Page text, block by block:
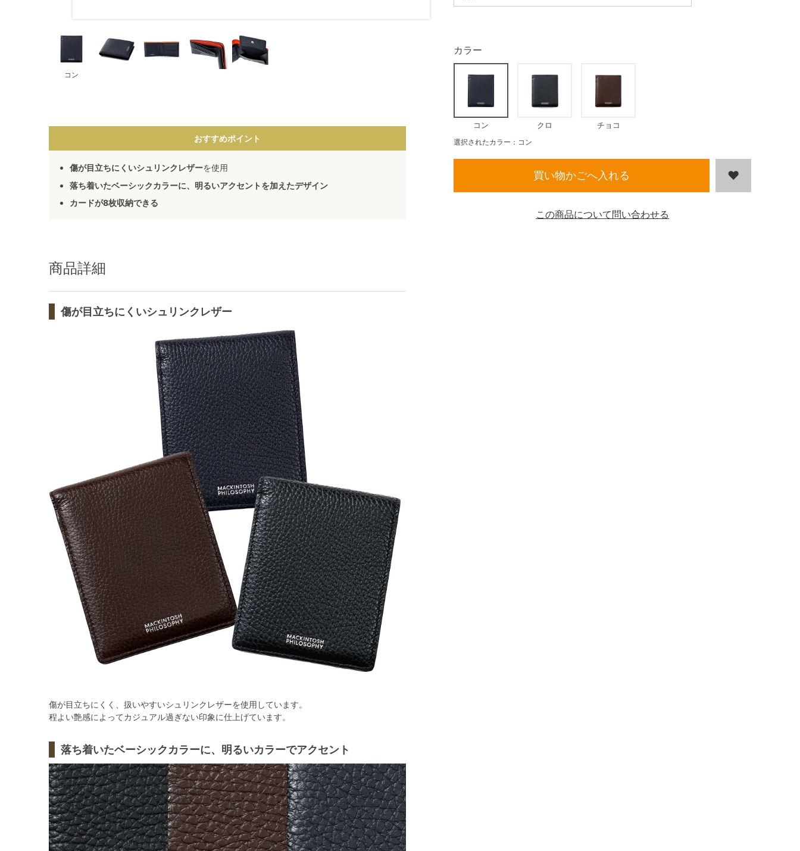
コン
おすすめポイント
傷が目立ちにくいシュリンクレザーを使用
落ち着いたベーシックカラーに、明るいアクセントを加えたデザイン
カードが8枚収納できる
商品詳細
傷が目立ちにくいシュリンクレザー
傷が目立ちにくく、扱いやすいシュリンクレザーを使用しています。
程よい艶感によってカジュアル過ぎない印象に仕上げています。
落ち着いたベーシックカラーに、明るいカラーでアクセント
カラー
コン クロ チョコ
選択されたカラー：コン
買い物かごへ入れる
この商品について問い合わせる